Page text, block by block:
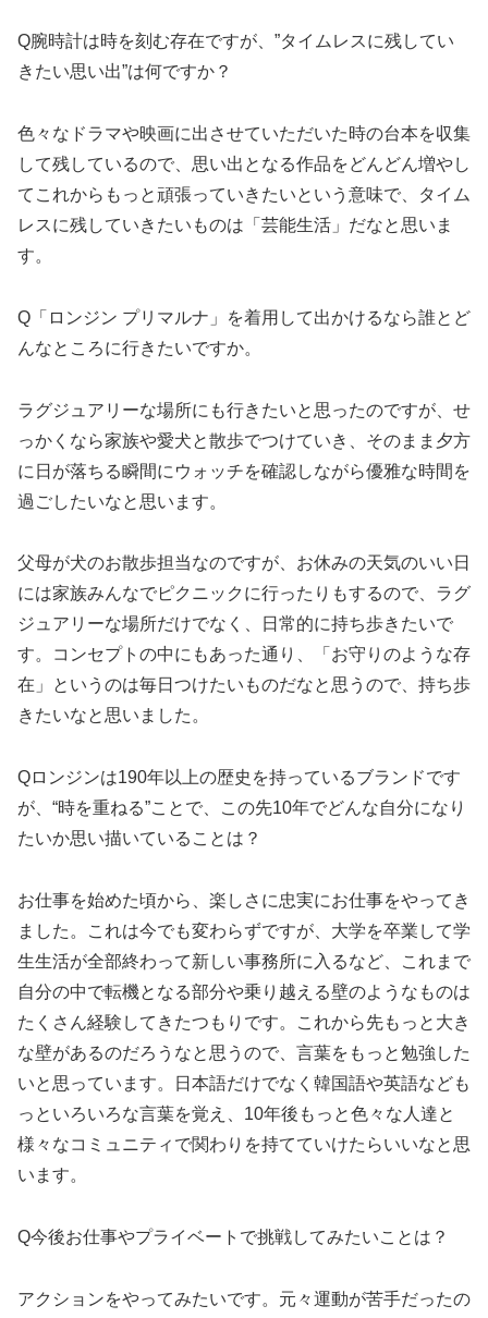
Q腕時計は時を刻む存在ですが、”タイムレスに残してい
きたい思い出”は何ですか？
色々なドラマや映画に出させていただいた時の台本を収集
して残しているので、思い出となる作品をどんどん増やし
てこれからもっと頑張っていきたいという意味で、タイム
レスに残していきたいものは「芸能生活」だなと思いま
す。
Q「ロンジン プリマルナ」を着用して出かけるなら誰とど
んなところに行きたいですか。
ラグジュアリーな場所にも行きたいと思ったのですが、せ
っかくなら家族や愛犬と散歩でつけていき、そのまま夕方
に日が落ちる瞬間にウォッチを確認しながら優雅な時間を
過ごしたいなと思います。
父母が犬のお散歩担当なのですが、お休みの天気のいい日
には家族みんなでピクニックに行ったりもするので、ラグ
ジュアリーな場所だけでなく、日常的に持ち歩きたいで
す。コンセプトの中にもあった通り、「お守りのような存
在」というのは毎日つけたいものだなと思うので、持ち歩
きたいなと思いました。
Qロンジンは190年以上の歴史を持っているブランドです
が、“時を重ねる”ことで、この先10年でどんな自分になり
たいか思い描いていることは？
お仕事を始めた頃から、楽しさに忠実にお仕事をやってき
ました。これは今でも変わらずですが、大学を卒業して学
生生活が全部終わって新しい事務所に入るなど、これまで
自分の中で転機となる部分や乗り越える壁のようなものは
たくさん経験してきたつもりです。これから先もっと大き
な壁があるのだろうなと思うので、言葉をもっと勉強した
いと思っています。日本語だけでなく韓国語や英語なども
っといろいろな言葉を覚え、10年後もっと色々な人達と
様々なコミュニティで関わりを持てていけたらいいなと思
います。
Q今後お仕事やプライベートで挑戦してみたいことは？
アクションをやってみたいです。元々運動が苦手だったの